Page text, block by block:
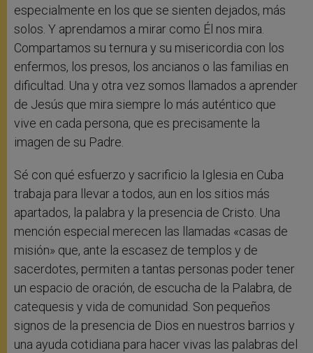
especialmente en los que se sienten dejados, más
solos. Y aprendamos a mirar como Él nos mira.
Compartamos su ternura y su misericordia con los
enfermos, los presos, los ancianos o las familias en
dificultad. Una y otra vez somos llamados a aprender
de Jesús que mira siempre lo más auténtico que
vive en cada persona, que es precisamente la
imagen de su Padre.
Sé con qué esfuerzo y sacrificio la Iglesia en Cuba
trabaja para llevar a todos, aun en los sitios más
apartados, la palabra y la presencia de Cristo. Una
mención especial merecen las llamadas «casas de
misión» que, ante la escasez de templos y de
sacerdotes, permiten a tantas personas poder tener
un espacio de oración, de escucha de la Palabra, de
catequesis y vida de comunidad. Son pequeños
signos de la presencia de Dios en nuestros barrios y
una ayuda cotidiana para hacer vivas las palabras del